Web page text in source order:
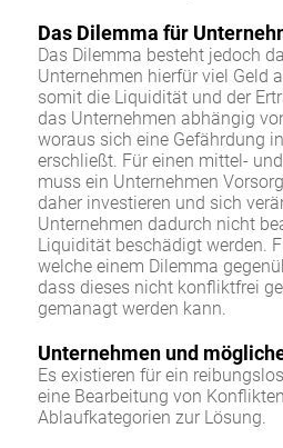
Das Dilemma für
Das Dilemma besteht jedoch
Unternehmen hierfür viel Geld
somit die Liquidität und der
das Unternehmen abhängig
woraus sich eine Gefährdung
erschließt. Für einen mittel-
muss ein Unternehmen
daher investieren und sich
Unternehmen dadurch nicht
Liquidität beschädigt werden.
welche einem Dilemma
dass dieses nicht konfliktfrei
gemanagt werden kann.
Unternehmen und
Es existieren für ein
eine Bearbeitung von
Ablaufkategorien zur Lösung.